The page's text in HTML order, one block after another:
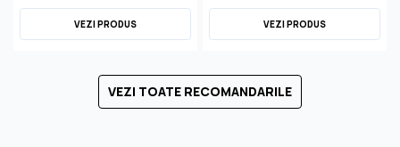
VEZI PRODUS VEZI PRODUS
VEZI TOATE RECOMANDARILE